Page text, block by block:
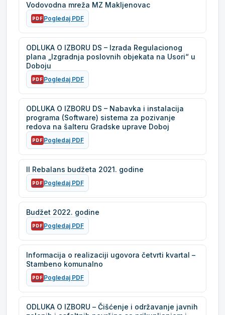
Vodovodna mreža MZ Makljenovac
PDF Pogledaj PDF
ODLUKA O IZBORU DS – Izrada Regulacionog
plana „Izgradnja poslovnih objekata na Usori“ u
Doboju
PDF Pogledaj PDF
ODLUKA O IZBORU DS – Nabavka i instalacija
programa (Software) sistema za pozivanje
redova na šalteru Gradske uprave Doboj
PDF Pogledaj PDF
II Rebalans budžeta 2021. godine
PDF Pogledaj PDF
Budžet 2022. godine
PDF Pogledaj PDF
Informacija o realizaciji ugovora četvrti kvartal –
Stambeno komunalno
PDF Pogledaj PDF
ODLUKA O IZBORU – Čišćenje i održavanje javnih